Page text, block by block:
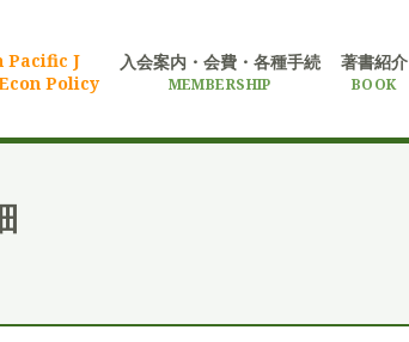
Pacific J
Policy
入会案内・会費・各種手続
MEMBERSHIP
著書紹介
BOOK